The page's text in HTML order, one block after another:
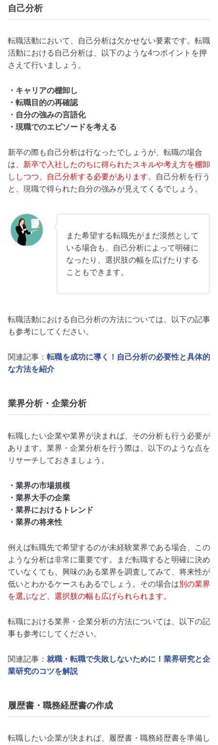
自己分析
転職活動において、自己分析は欠かせない要素です。転職
活動における自己分析は、以下のような4つポイントを押
さえて行いましょう。
・キャリアの棚卸し
・転職目的の再確認
・自分の強みの言語化
・現職でのエピソードを考える
新卒の際も自己分析は行なったでしょうが、転職の場合
は、 新卒で入社したのちに得られたスキルや考え方を棚卸
ししつつ、自己分析する必要があります。
自己分析を行う
と、現職で得られた自分の強みが見えてくるでしょう。
また希望する転職先がまだ漠然として
いる場合も、自己分析によって明確に
なったり、選択肢の幅を広げたりする
こともできます。
転職活動における自己分析の方法については、以下の記事
も参考にしてください。
関連記事： 転職を成功に導く！自己分析の必要性と具体的
な方法を紹介
業界分析・企業分析
転職したい企業や業界が決まれば、その分析も行う必要が
あります。業界・企業分析を行う際は、以下のような点を
リサーチしておきましょう。
・業界の市場規模
・業界大手の企業
・業界におけるトレンド
・業界の将来性
例えば転職先で希望するのが未経験業界である場合、この
ような分析は非常に重要です。まだ転職すると明確に決め
ていなくても、興味のある業界を調査してみて、将来性が
低いとわかるケースもあるでしょう。その場合は別の業界
を選ぶなど、選択肢の幅も広げられられます。
転職における業界・企業分析の方法については、以下の記
事も参考にしてください。
関連記事： 就職・転職で失敗しないために！業界研究と企
業研究のコツを解説
履歴書・職務経歴書の作成
転職したい企業が決まれば、履歴書・職務経歴書を準備し